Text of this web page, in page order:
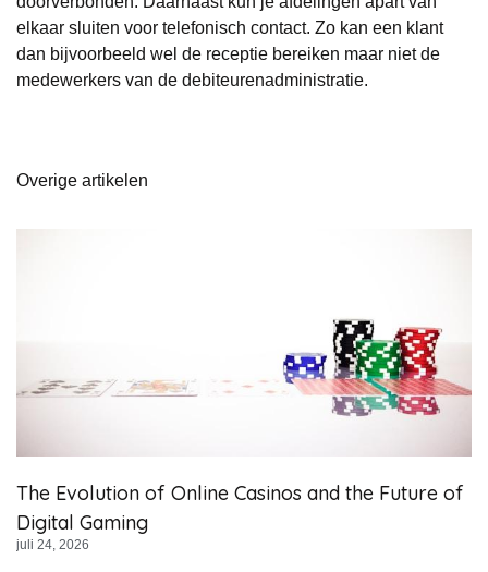
elkaar sluiten voor telefonisch contact. Zo kan een klant
dan bijvoorbeeld wel de receptie bereiken maar niet de
medewerkers van de debiteurenadministratie.
Overige artikelen
The Evolution of Online Casinos and the Future of
Digital Gaming
juli 24, 2026